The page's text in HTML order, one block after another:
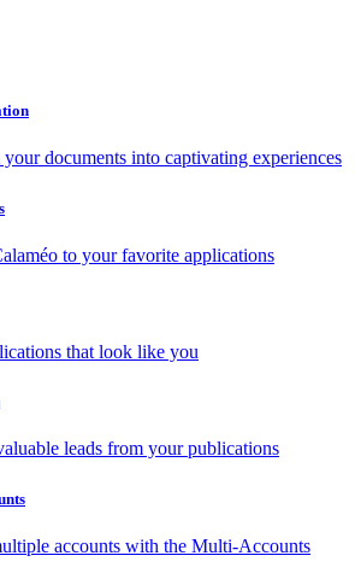
documents into captivating experiences
to your favorite applications
that look like you
leads from your publications
accounts with the Multi-Accounts